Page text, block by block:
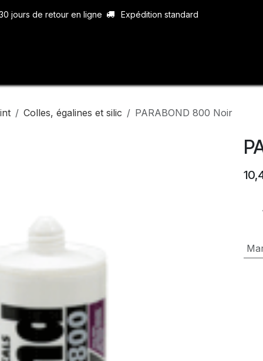
jours de retour en ligne Expédition standard
Colles, égalines et silic PARABOND 800 Noir